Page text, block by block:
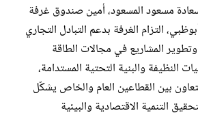
مسعود المسعود، أمين صندوق غرفة
التزام الغرفة بدعم التبادل التجاري
وتطوير المشاريع في مجالات الطاقة
النظيفة والبنية التحتية المستدامة،
بين القطاعين العام والخاص يشكّل
التنمية الاقتصادية والبيئية